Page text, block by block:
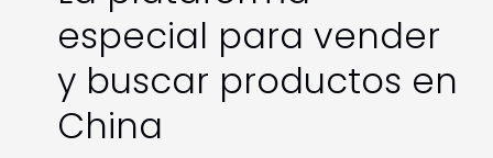
especial para vender
y buscar productos en
China